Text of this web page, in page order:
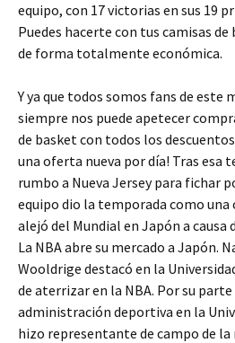
equipo, con 17 victorias en sus 19
Puedes hacerte con tus camisas
de forma totalmente económica.
Y ya que todos somos fans de este
siempre nos puede apetecer
de basket con todos los
una oferta nueva por día! Tras esa
rumbo a Nueva Jersey para fichar
equipo dio la temporada como una
alejó del Mundial en Japón a causa
La NBA abre su mercado a Japón.
Wooldrige destacó en la
de aterrizar en la NBA. Por su
administración deportiva en la
hizo representante de campo de la